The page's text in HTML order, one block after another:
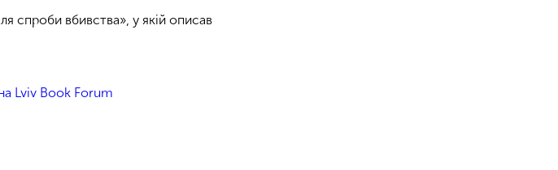
спроби вбивства», у якій описав
Lviv Book Forum